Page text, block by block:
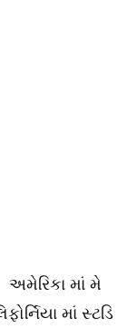
અમેરિકા માં મે
માં સ્ટડિ